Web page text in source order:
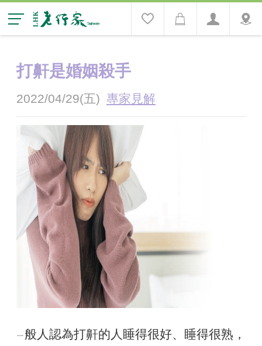
打鼾是婚姻殺手
2022/04/29(五) 專家見解
ㄧ般人認為打鼾的人睡得很好、睡得很熟，